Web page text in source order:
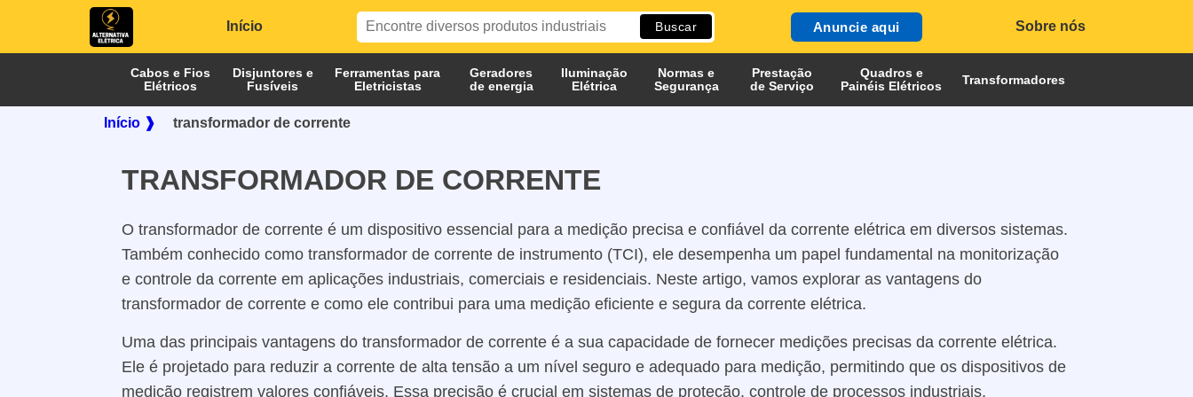
Início Anuncie aqui Sobre nós
Cabos e Fios
Elétricos
Disjuntores e
Fusíveis
Ferramentas para
Eletricistas
Geradores
de energia
Iluminação
Elétrica
Normas e
Segurança
Prestação
de Serviço
Quadros e
Painéis Elétricos
Transformadores
Início ❱ transformador de corrente
TRANSFORMADOR DE CORRENTE
O transformador de corrente é um dispositivo essencial para a medição precisa e confiável da corrente elétrica em diversos sistemas.
Também conhecido como transformador de corrente de instrumento (TCI), ele desempenha um papel fundamental na monitorização
e controle da corrente em aplicações industriais, comerciais e residenciais. Neste artigo, vamos explorar as vantagens do
transformador de corrente e como ele contribui para uma medição eficiente e segura da corrente elétrica.
Uma das principais vantagens do transformador de corrente é a sua capacidade de fornecer medições precisas da corrente elétrica.
Ele é projetado para reduzir a corrente de alta tensão a um nível seguro e adequado para medição, permitindo que os dispositivos de
medição registrem valores confiáveis. Essa precisão é crucial em sistemas de proteção, controle de processos industriais,